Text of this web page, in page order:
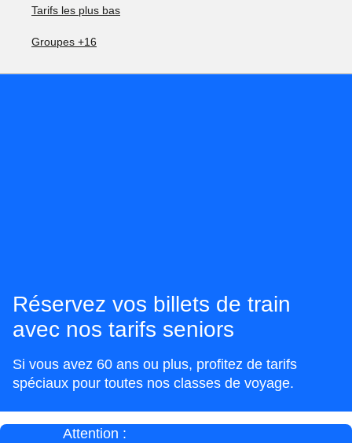
Tarifs les plus bas
Groupes +16
Réservez vos billets de train
avec nos tarifs seniors
Si vous avez 60 ans ou plus, profitez de tarifs
spéciaux pour toutes nos classes de voyage.
Attention :